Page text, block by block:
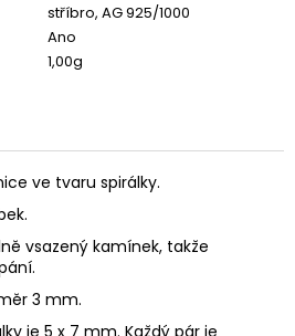
stříbro, AG 925/1000
Ano
1,00g
ve tvaru spirálky.
vsazený kamínek, takže
3 mm.
je 5 x 7 mm. Každý pár je